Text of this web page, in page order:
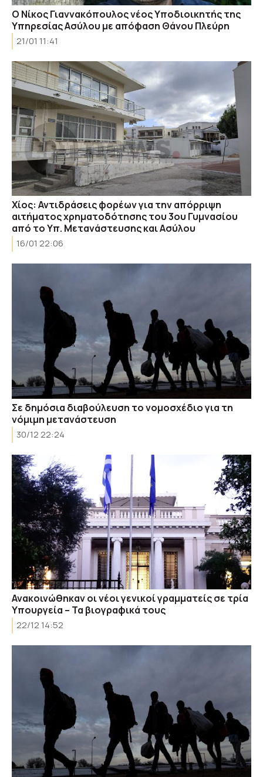
Ο Νίκος Γιαννακόπουλος νέος Υποδιοικητής της
Υπηρεσίας Ασύλου με απόφαση Θάνου Πλεύρη
21/01 11:41
Χίος: Αντιδράσεις φορέων για την απόρριψη
αιτήματος χρηματοδότησης του 3ου Γυμνασίου
από το Υπ. Μετανάστευσης και Ασύλου
16/01 22:06
Σε δημόσια διαβούλευση το νομοσχέδιο για τη
νόμιμη μετανάστευση
30/12 22:24
Ανακοινώθηκαν οι νέοι γενικοί γραμματείς σε τρία
Υπουργεία – Τα βιογραφικά τους
22/12 14:52